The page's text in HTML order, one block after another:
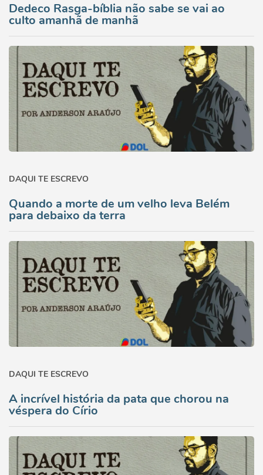
Dedeco Rasga-bíblia não sabe se vai ao
culto amanhã de manhã
DAQUI TE ESCREVO
Quando a morte de um velho leva Belém
para debaixo da terra
DAQUI TE ESCREVO
A incrível história da pata que chorou na
véspera do Círio